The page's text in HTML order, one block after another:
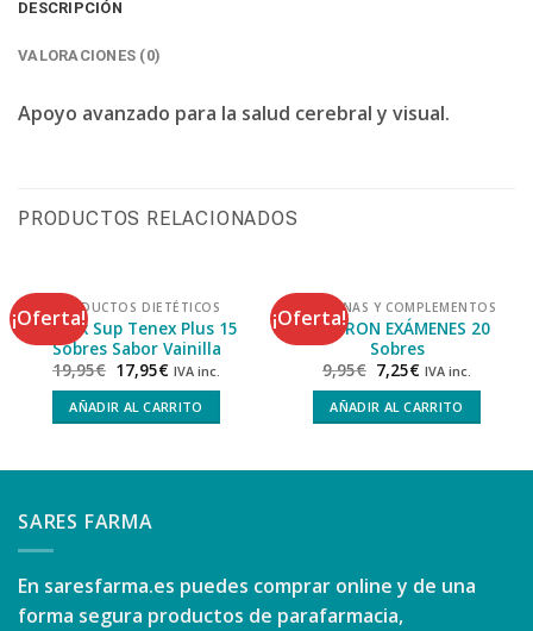
DESCRIPCIÓN
VALORACIONES (0)
Apoyo avanzado para la salud cerebral y visual.
PRODUCTOS RELACIONADOS
¡Oferta!PRODUCTOS DIETÉTICOS
Wallax Sup Tenex Plus 15
Sobres Sabor Vainilla
19,95€ 17,95€ IVA inc.
AÑADIR AL CARRITO
¡Oferta!
VITAMINAS Y COMPLEMENTOS
LEOTRON EXÁMENES 20
Sobres
9,95€ 7,25€ IVA inc.
AÑADIR AL CARRITO
SARES FARMA
En saresfarma.es puedes comprar online y de una
forma segura productos de parafarmacia,